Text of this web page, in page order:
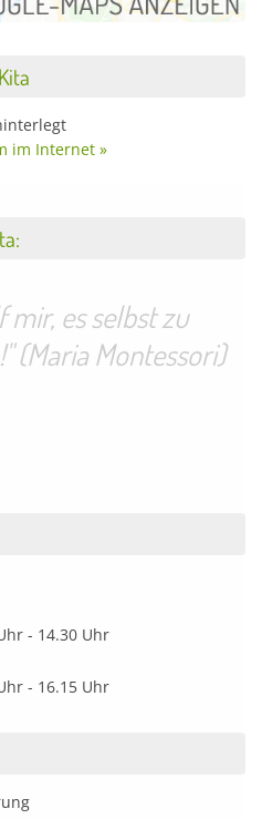
im Internet »
mir, es selbst zu
(Maria Montessori)
- 14.30 Uhr
- 16.15 Uhr